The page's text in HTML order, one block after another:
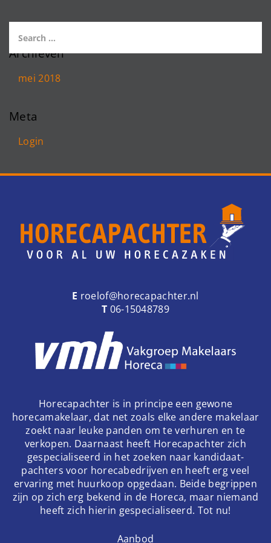
Archieven
mei 2018
Meta
Login
E roelof@horecapachter.nl
T 06-15048789
Horecapachter is in principe een gewone
horecamakelaar, dat net zoals elke andere makelaar
zoekt naar leuke panden om te verhuren en te
verkopen. Daarnaast heeft Horecapachter zich
gespecialiseerd in het zoeken naar kandidaat-
pachters voor horecabedrijven en heeft erg veel
ervaring met huurkoop opgedaan. Beide begrippen
zijn op zich erg bekend in de Horeca, maar niemand
heeft zich hierin gespecialiseerd. Tot nu!
Aanbod